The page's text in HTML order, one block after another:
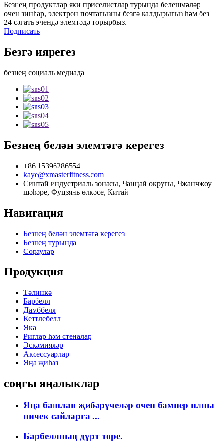
Безнең продуктлар яки приселистлар турында белешмәләр
өчен зинһар, электрон почтагызны безгә калдырыгыз һәм без
24 сәгать эчендә элемтәдә торырбыз.
Подписать
Безгә иярегез
безнең социаль медиада
Безнең белән элемтәгә керегез
+86 15396286554
kaye@xmasterfitness.com
Синтай индустриаль зонасы, Чанцай округы, Чжанчжоу
шәһәре, Фуцзянь өлкәсе, Китай
Навигация
Безнең белән элемтәгә керегез
Безнең турында
Сораулар
Продукция
Тәлинкә
Барбелл
Дамббелл
Кеттлебелл
Яка
Риглар һәм стеналар
Эскәмияләр
Аксессуарлар
Яңа җиһаз
соңгы яңалыклар
Яңа башлап җибәрүчеләр өчен бампер плны
ничек сайларга ...
Барбеллның дүрт төре.